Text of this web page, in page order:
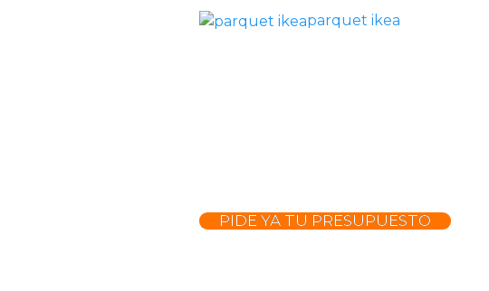
parquet ikea
PIDE YA TU PRESUPUESTO